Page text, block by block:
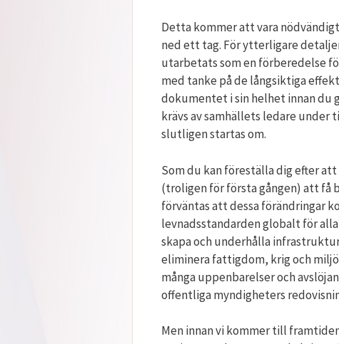
Detta kommer att vara
ned ett tag. För ytterligare
utarbetats som en förberedelse
med tanke på de långsiktiga
dokumentet i sin helhet innan du
krävs av samhällets ledare under
slutligen startas om.
Som du kan föreställa dig efter att
(troligen för första gången) att få
förväntas att dessa förändringar
levnadsstandarden globalt för
skapa och underhålla
eliminera fattigdom, krig och
många uppenbarelser och
offentliga myndigheters
Men innan vi kommer till